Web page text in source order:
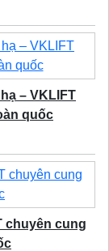
– VKLIFT
quốc
chuyên cung